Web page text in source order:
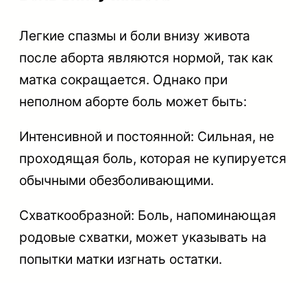
Легкие спазмы и боли внизу живота
после аборта являются нормой, так как
матка сокращается. Однако при
неполном аборте боль может быть:
Интенсивной и постоянной: Сильная, не
проходящая боль, которая не купируется
обычными обезболивающими.
Схваткообразной: Боль, напоминающая
родовые схватки, может указывать на
попытки матки изгнать остатки.